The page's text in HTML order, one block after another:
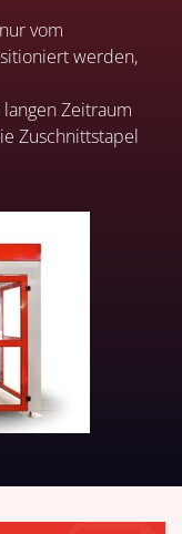
vom
werden,
Zeitraum
Zuschnittstapel